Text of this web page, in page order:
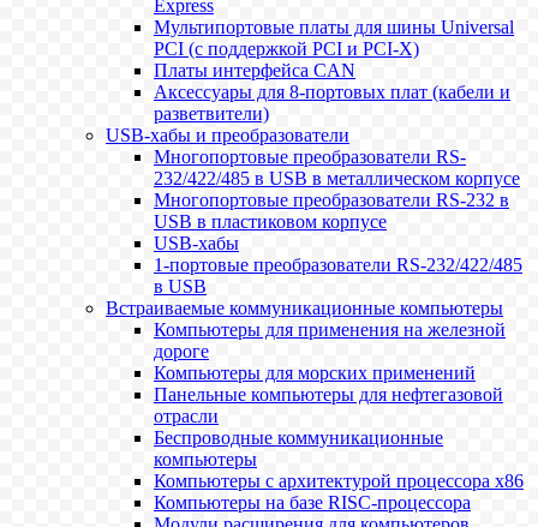
Express
Мультипортовые платы для шины Universal
PCI (с поддержкой PCI и PCI-X)
Платы интерфейса CAN
Аксессуары для 8-портовых плат (кабели и
разветвители)
USB-хабы и преобразователи
Многопортовые преобразователи RS-
232/422/485 в USB в металлическом корпусе
Многопортовые преобразователи RS-232 в
USB в пластиковом корпусе
USB-хабы
1-портовые преобразователи RS-232/422/485
в USB
Встраиваемые коммуникационные компьютеры
Компьютеры для применения на железной
дороге
Компьютеры для морских применений
Панельные компьютеры для нефтегазовой
отрасли
Беспроводные коммуникационные
компьютеры
Компьютеры с архитектурой процессора x86
Компьютеры на базе RISC-процессора